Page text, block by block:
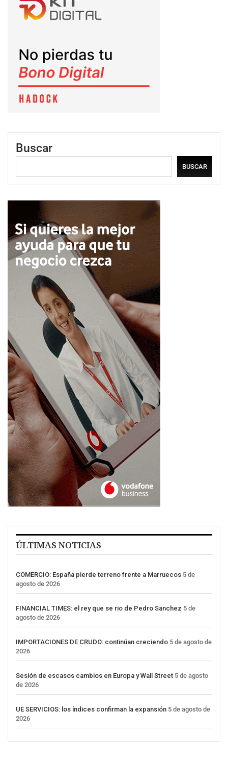
Buscar
BUSCAR
ÚLTIMAS NOTICIAS
COMERCIO: España pierde terreno frente a Marruecos 5 de
agosto de 2026
FINANCIAL TIMES: el rey que se rio de Pedro Sanchez 5 de
agosto de 2026
IMPORTACIONES DE CRUDO: continúan creciendo 5 de agosto de
2026
Sesión de escasos cambios en Europa y Wall Street 5 de agosto
de 2026
UE SERVICIOS: los índices confirman la expansión 5 de agosto de
2026